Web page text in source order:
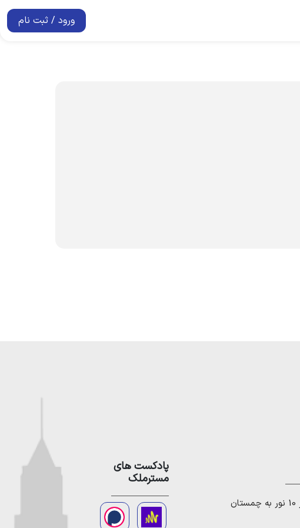
ورود / ثبت نام
پادکست های
مسترملک